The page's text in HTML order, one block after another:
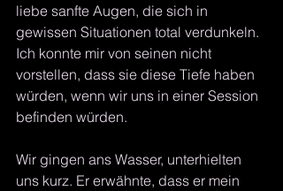
liebe sanfte Augen, die sich in
gewissen Situationen total verdunkeln.
Ich konnte mir von seinen nicht
vorstellen, dass sie diese Tiefe haben
würden, wenn wir uns in einer Session
befinden würden.
Wir gingen ans Wasser, unterhielten
uns kurz. Er erwähnte, dass er mein